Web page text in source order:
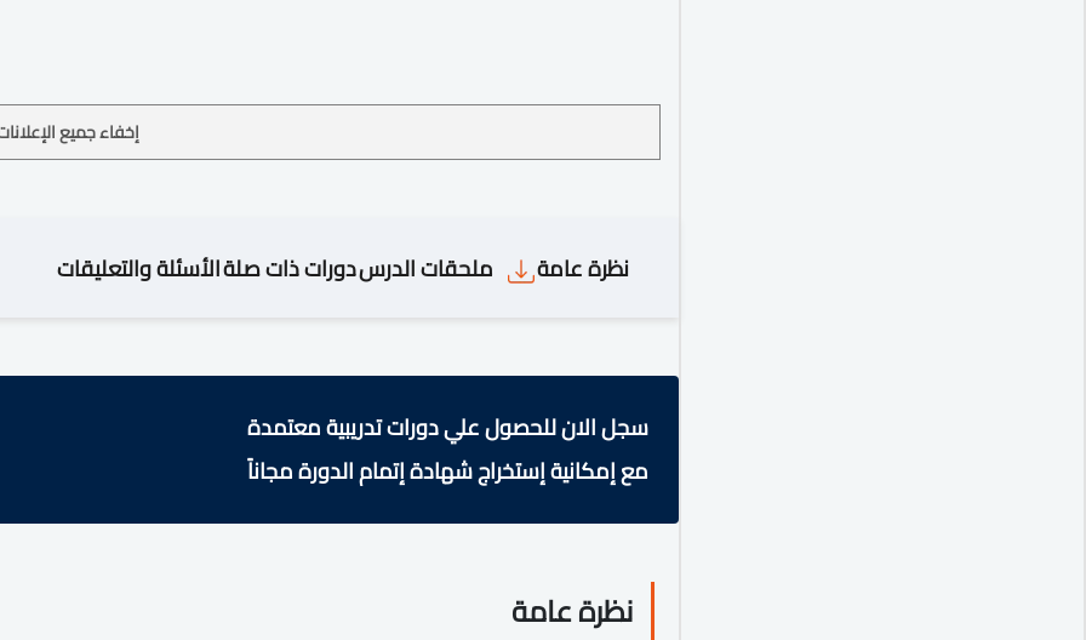
إخفاء جميع
نظرة عامة ملحقات الدرسدورات ذات صلةالأسئلة والتعليقات
سجل الان للحصول علي دورات تدريبية معتمدة
مع إمكانية إستخراج شهادة إتمام الدورة مجاناً
نظرة عامة